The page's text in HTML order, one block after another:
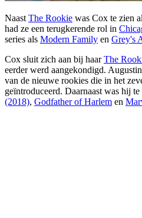
Naast The Rookie was Cox te zien
had ze een terugkerende rol in
series als Modern Family en Grey's
Cox sluit zich aan bij haarThe
eerder werd aangekondigd.
van de nieuwe rookies die in het
geïntroduceerd. Daarnaast was hij
(2018), Godfather of Harlem en